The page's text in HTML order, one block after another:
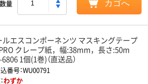
数量 カゴへ
ルエスコンポーネンツ マスキングテープ
クレープ紙，幅:38mm，長さ:50m
1個(1巻)（直送品）
番号：WU00791
わずか